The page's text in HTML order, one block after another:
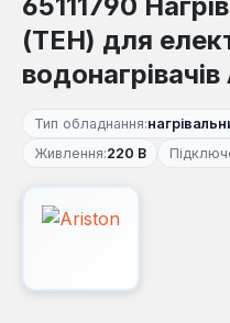
(ТЕН) для
Тип обладнання:
Живлення:220 В